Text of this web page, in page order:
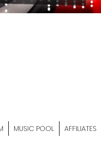
MUSIC POOL AFFILIATES